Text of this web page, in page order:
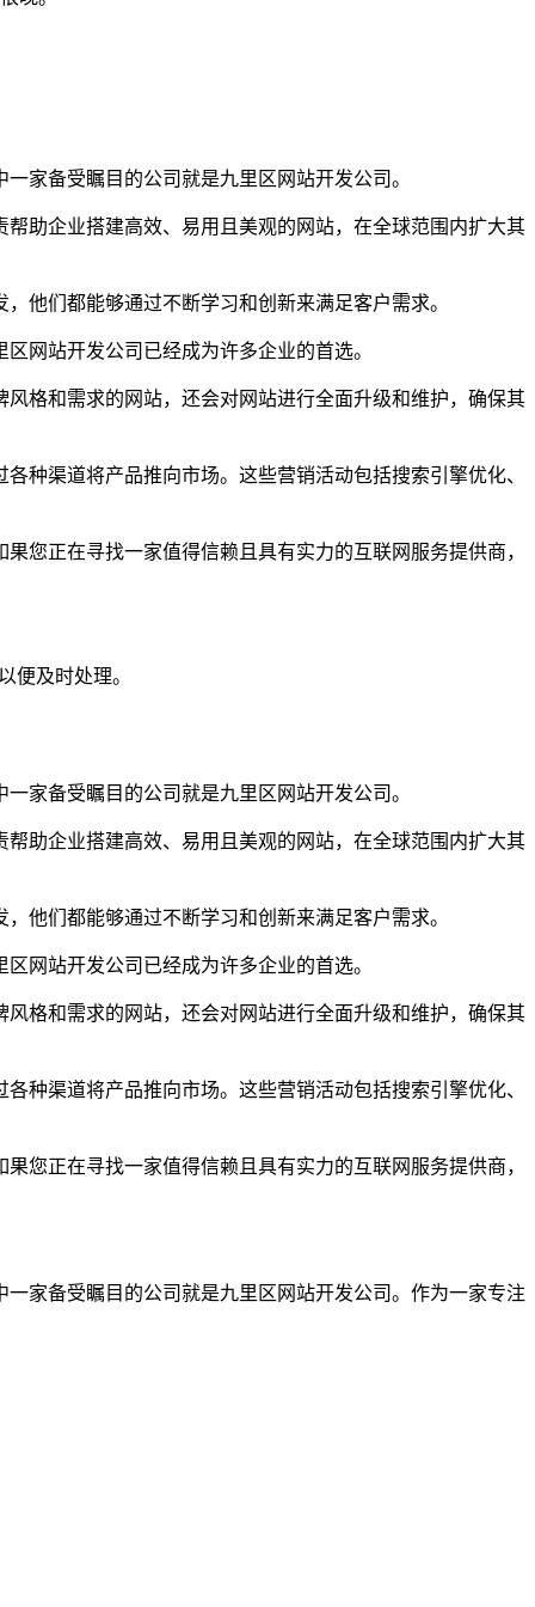
家备受瞩目的公司就是九里区网站开发公司。
助企业搭建高效、易用且美观的网站，在全球范围内扩大其
他们都能够通过不断学习和创新来满足客户需求。
网站开发公司已经成为许多企业的首选。
格和需求的网站，还会对网站进行全面升级和维护，确保其
种渠道将产品推向市场。这些营销活动包括搜索引擎优化、
您正在寻找一家值得信赖且具有实力的互联网服务提供商，
便及时处理。
家备受瞩目的公司就是九里区网站开发公司。
助企业搭建高效、易用且美观的网站，在全球范围内扩大其
他们都能够通过不断学习和创新来满足客户需求。
网站开发公司已经成为许多企业的首选。
格和需求的网站，还会对网站进行全面升级和维护，确保其
种渠道将产品推向市场。这些营销活动包括搜索引擎优化、
您正在寻找一家值得信赖且具有实力的互联网服务提供商，
家备受瞩目的公司就是九里区网站开发公司。作为一家专注